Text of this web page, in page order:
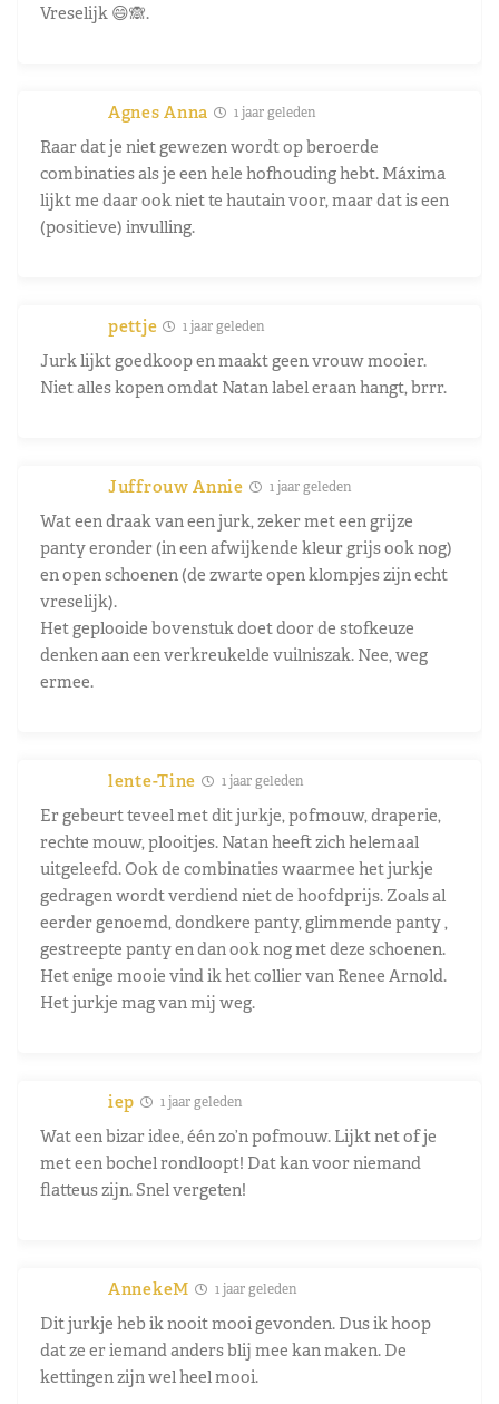
Vreselijk 😄🙈.
Agnes Anna 1 jaar geleden
Raar dat je niet gewezen wordt op beroerde
combinaties als je een hele hofhouding hebt. Máxima
lijkt me daar ook niet te hautain voor, maar dat is een
(positieve) invulling.
pettje 1 jaar geleden
Jurk lijkt goedkoop en maakt geen vrouw mooier.
Niet alles kopen omdat Natan label eraan hangt, brrr.
Juffrouw Annie 1 jaar geleden
Wat een draak van een jurk, zeker met een grijze
panty eronder (in een afwijkende kleur grijs ook nog)
en open schoenen (de zwarte open klompjes zijn echt
vreselijk).
Het geplooide bovenstuk doet door de stofkeuze
denken aan een verkreukelde vuilniszak. Nee, weg
ermee.
lente-Tine 1 jaar geleden
Er gebeurt teveel met dit jurkje, pofmouw, draperie,
rechte mouw, plooitjes. Natan heeft zich helemaal
uitgeleefd. Ook de combinaties waarmee het jurkje
gedragen wordt verdiend niet de hoofdprijs. Zoals al
eerder genoemd, dondkere panty, glimmende panty ,
gestreepte panty en dan ook nog met deze schoenen.
Het enige mooie vind ik het collier van Renee Arnold.
Het jurkje mag van mij weg.
iep 1 jaar geleden
Wat een bizar idee, één zo’n pofmouw. Lijkt net of je
met een bochel rondloopt! Dat kan voor niemand
flatteus zijn. Snel vergeten!
AnnekeM 1 jaar geleden
Dit jurkje heb ik nooit mooi gevonden. Dus ik hoop
dat ze er iemand anders blij mee kan maken. De
kettingen zijn wel heel mooi.